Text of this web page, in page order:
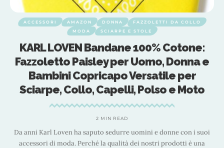
ACCESSORI AMAZON DONNA
FAZZOLETTI DA COLLO
MODA
SCIARPE E STOLE
KARL LOVEN Bandane 100% Cotone:
Fazzoletto Paisley per Uomo, Donna e
Bambini Copricapo Versatile per
Sciarpe, Collo, Capelli, Polso e Moto
2 MIN READ
Da anni Karl Loven ha saputo sedurre uomini e donne con i suoi
accessori di moda. Perché la qualità dei nostri prodotti è una